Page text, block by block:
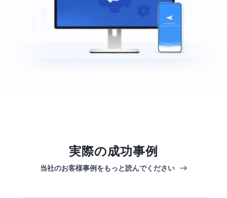
実際の成功事例
当社のお客様事例をもっと読んでください